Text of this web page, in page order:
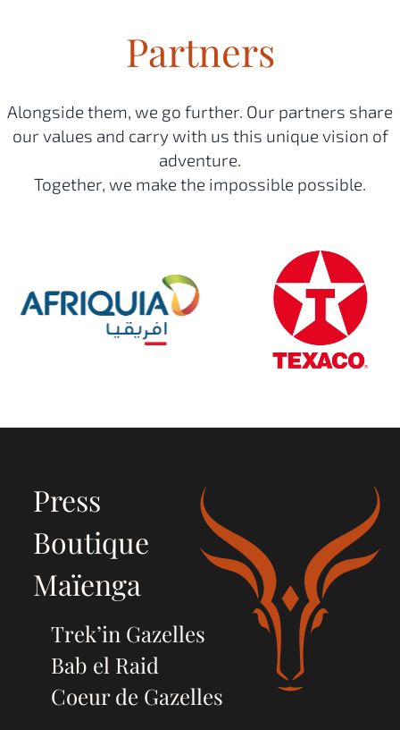
Partners
Alongside them, we go further. Our partners share
our values and carry with us this unique vision of
adventure.
Together, we make the impossible possible.
Press
Boutique
Maïenga
Trek’in Gazelles
Bab el Raid
Coeur de Gazelles